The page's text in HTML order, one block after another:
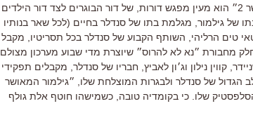
2״ הוא מעין מפגש דורות, של דור הבוגרים לצד דור הילדים
של גילמור, מגלמת בתו של סנדלר בחיים (לכל שאר בנותיו
טים הרליהי, השותף הקבוע של סנדלר בכל תסריטיו, מקבל
מחבורת ״נא לא להרוס״ שיוצרת מדי שבוע מערכון מצולם
, קווין נילון וג׳ון לאביץ, חבריו של סנדלר, מקבלים תפקידי
הגדול של סנדלר ולבגרות המוצלחת שלו, ״גילמור המאושר
שלו. כי בקומדיה טובה, כשמישהו חוטף אלת גולף